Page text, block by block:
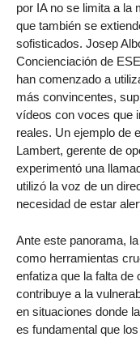
por IA no se limita a la
que también se
sofisticados. Josep
Concienciación de
han comenzado a
más convincentes,
vídeos con voces que
reales. Un ejemplo de
Lambert, gerente de
experimentó una
utilizó la voz de un
necesidad de estar
Ante este panorama,
como herramientas
enfatiza que la falta de
contribuye a la
en situaciones donde
es fundamental que